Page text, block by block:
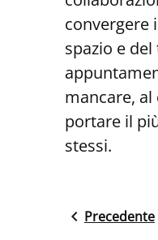
convergere
spazio e
mancare, al
portare il
stessi.
Precedente